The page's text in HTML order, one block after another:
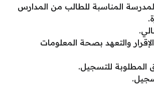
المناسبة للطالب من المدارس
والتعهد بصحة المعلومات
المطلوبة للتسجيل.